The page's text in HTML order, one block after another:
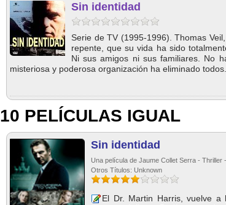
Sin identidad
Serie de TV (1995-1996). Thomas
repente, que su vida ha sido
Ni sus amigos ni sus familiares. No
misteriosa y poderosa organización ha eliminado todos...
10 PELÍCULAS IGUAL
Sin identidad
Una película de Jaume Collet Serra - Thriller
Otros Títulos: Unknown
El Dr. Martin Harris, vuelve a